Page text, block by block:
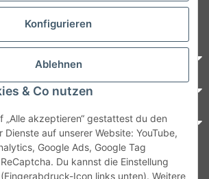
Konfigurieren
Ablehnen
& Co nutzen
„Alle akzeptieren“ gestattest du den
Dienste auf unserer Website: YouTube,
Google Ads, Google Tag
Du kannst die Einstellung
Icon links unten). Weitere